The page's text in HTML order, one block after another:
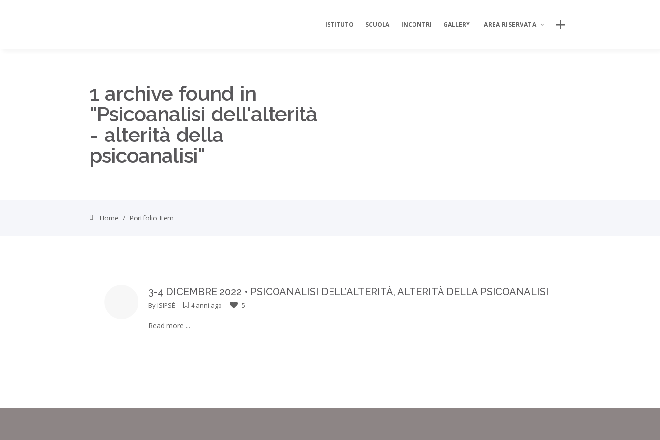
CERCA NEL SITO
ISTITUTO SCUOLA INCONTRI GALLERY AREA RISERVATA
1 archive found in
"Psicoanalisi dell'alterità
- alterità della
psicoanalisi"
Home / Portfolio Item
3-4 DICEMBRE 2022 • PSICOANALISI DELL’ALTERITÀ, ALTERITÀ DELLA PSICOANALISI
By ISIPSÉ 4 anni ago 5
Read more ...